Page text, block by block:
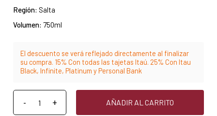
Región: Salta
Volumen: 750ml
El descuento se verá reflejado directamente al finalizar
su compra. 15% Con todas las tajetas Itaú. 25% Con Itau
Black, Infinite, Platinum y Personal Bank
AÑADIR AL CARRITO